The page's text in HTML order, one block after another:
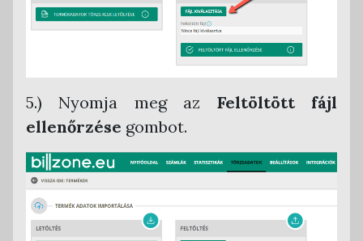
5.) Nyomja meg az Feltöltött fájl
ellenőrzése gombot.